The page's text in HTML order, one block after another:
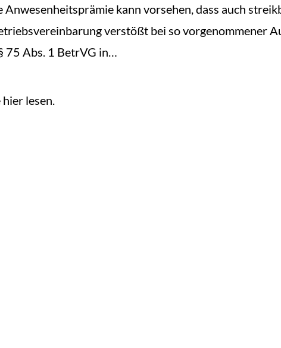
kann vorsehen, dass auch
verstößt bei so vorgenommener
75 Abs. 1 BetrVG in…
lesen.